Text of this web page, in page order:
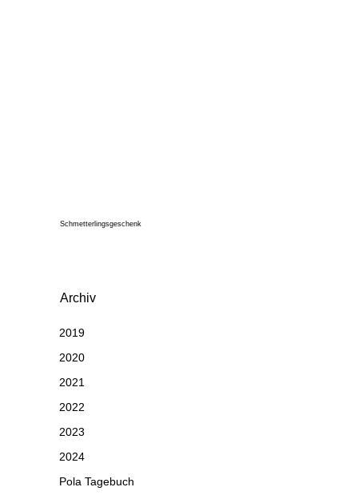
Schmetterlingsgeschenk
Archiv
2019
2020
2021
2022
2023
2024
Pola Tagebuch